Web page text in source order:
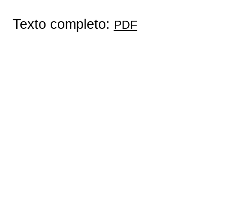
Texto completo: PDF